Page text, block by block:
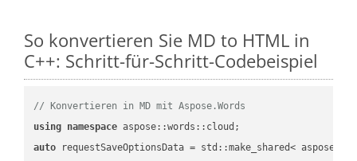
So konvertieren Sie MD to HTML in
C++: Schritt-für-Schritt-Codebeispiel
// Konvertieren in MD mit Aspose.Words
using namespace
auto requestSaveOptionsData = std::make_shared<